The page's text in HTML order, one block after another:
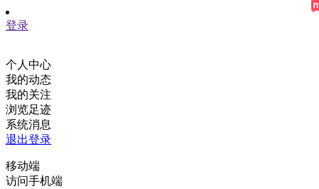
登录
个人中心
我的动态
我的关注
浏览足迹
系统消息
退出登录
移动端
访问手机端